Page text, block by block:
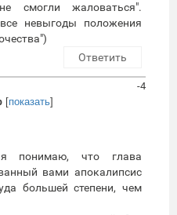
смогли жаловаться".
невыгоды положения
Ответить
[показать]
-4
понимаю, что глава
вами апокалипсис
большей степени, чем